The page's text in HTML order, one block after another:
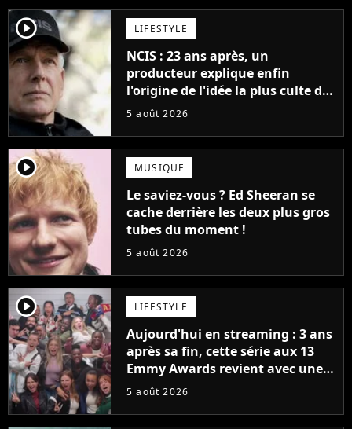
player2 LIFESTYLE
NCIS : 23 ans après, un
producteur explique enfin
l'origine de l'idée la plus culte de
la série (et on ne parle pas du
5 août 2026
player2 MUSIQUE
Le saviez-vous ? Ed Sheeran se
cache derrière les deux plus gros
tubes du moment !
5 août 2026
player2 LIFESTYLE
Aujourd'hui en streaming : 3 ans
après sa fin, cette série aux 13
Emmy Awards revient avec une
suite... totalement différente
5 août 2026